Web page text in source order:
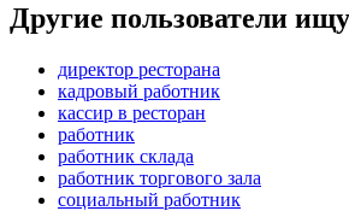
Другие пользователи
директор ресторана
кадровый работник
кассир в ресторан
работник
работник склада
работник торгового зала
социальный работник